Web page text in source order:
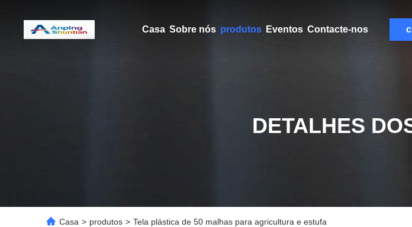
Casa Sobre nós produtos Eventos Contacte-nos
DETALHES
Casa > produtos > Tela plástica de 50 malhas para agricultura e estufa